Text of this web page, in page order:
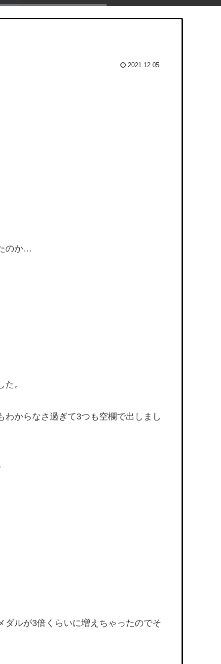
2021.12.05
のか…
。
からなさ過ぎて3つも空欄で出しまし
ルが3倍くらいに増えちゃったのでそ